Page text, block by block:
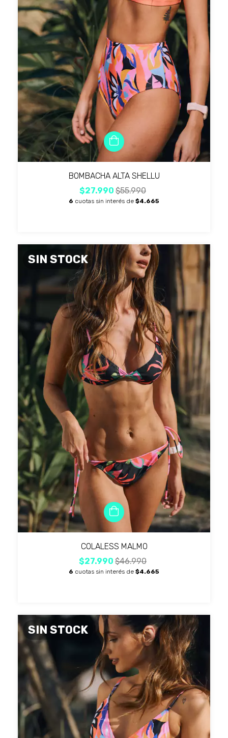
BOMBACHA ALTA SHELLU
$27.990 $55.990
6 cuotas sin interés de $4.665
SIN STOCK
COLALESS MALMO
$27.990 $46.990
6 cuotas sin interés de $4.665
SIN STOCK